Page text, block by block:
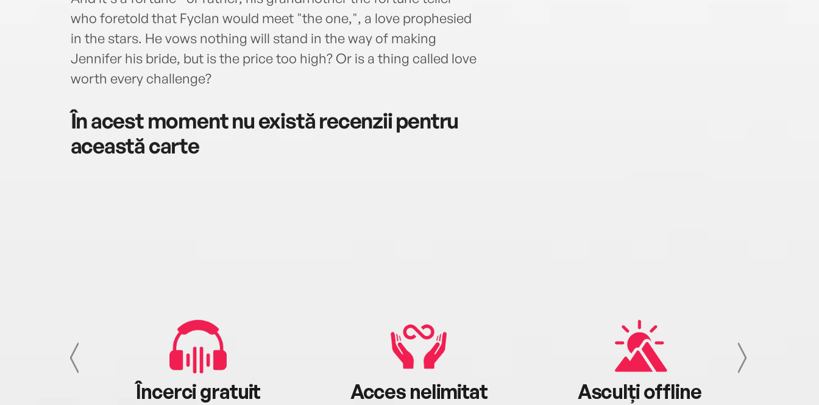
who foretold that Fyclan would meet "the one,", a love prophesied
in the stars. He vows nothing will stand in the way of making
Jennifer his bride, but is the price too high? Or is a thing called love
worth every challenge?
În acest moment nu există recenzii pentru
această carte
Încerci gratuit Acces nelimitat Asculți offline